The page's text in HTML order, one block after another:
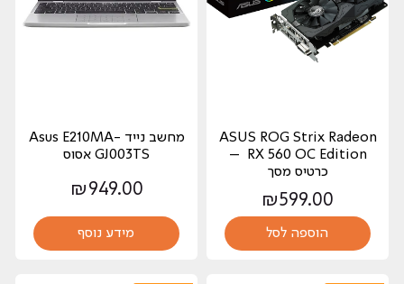
ASUS ROG Strix Radeon
RX 560 OC Edition –
כרטיס מסך
₪599.00
הוספה לסל
מחשב נייד Asus E210MA-
GJ003TS אסוס
₪ 949.00
מידע נוסף